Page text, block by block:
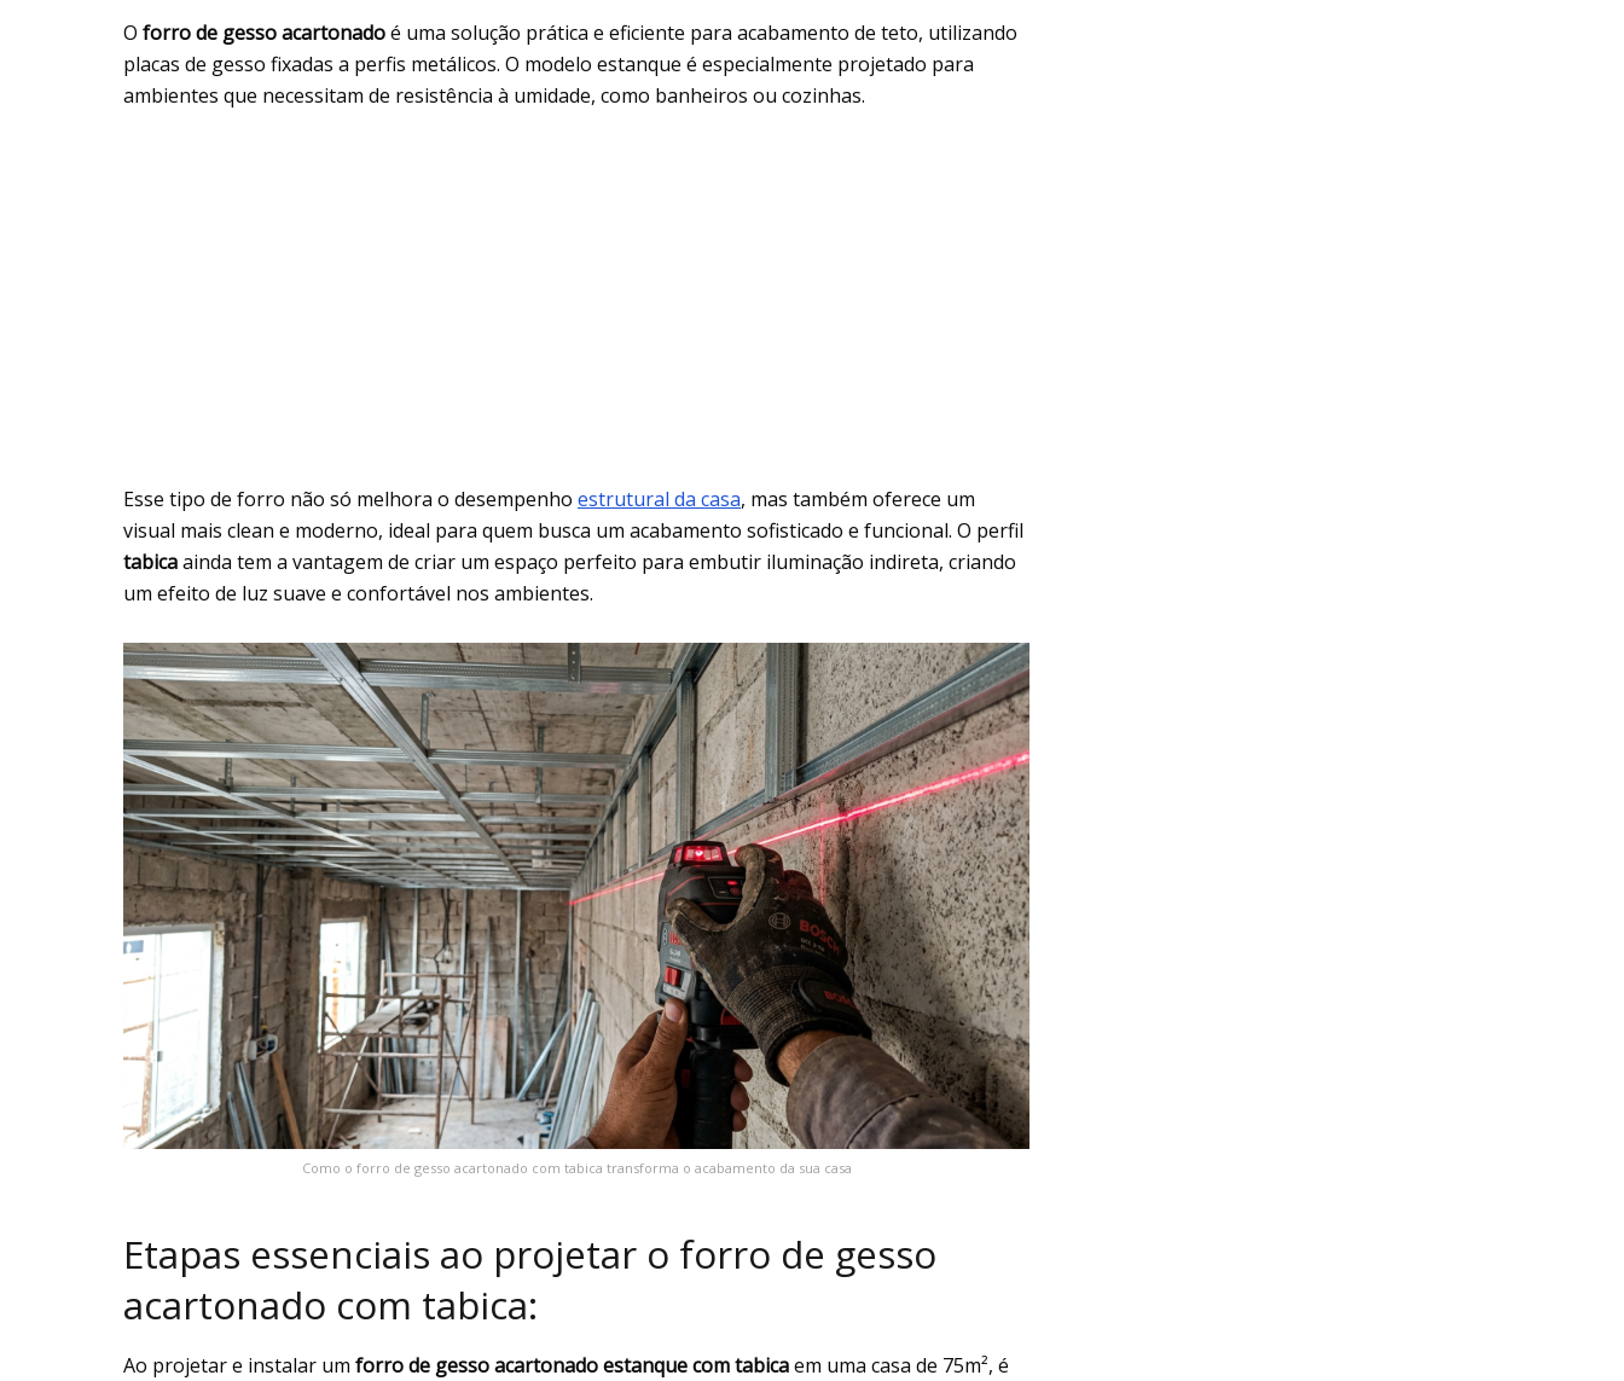
O forro de gesso acartonadoé uma solução prática e eficiente para acabamento de teto, utilizando
placas de gesso fixadas a perfis metálicos. O modelo estanque é especialmente projetado para
ambientes que necessitam de resistência à umidade, como banheiros ou cozinhas.
Esse tipo de forro não só melhora o desempenho estrutural da casa, mas também oferece um
visual mais clean e moderno, ideal para quem busca um acabamento sofisticado e funcional. O perfil
tabicaainda tem a vantagem de criar um espaço perfeito para embutir iluminação indireta, criando
um efeito de luz suave e confortável nos ambientes.
Como o forro de gesso acartonado com tabica transforma o acabamento da sua casa
Etapas essenciais ao projetar o forro de gesso
acartonado com tabica:
Ao projetar e instalar um forro de gesso acartonado estanque com tabicaem uma casa de 75m², é